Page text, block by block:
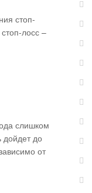
стоп-
лосс –
слишком
дойдет до
от